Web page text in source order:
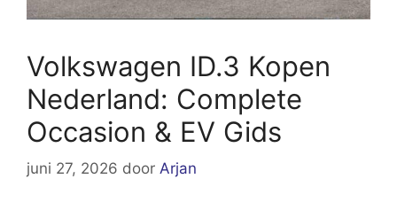
Volkswagen ID.3 Kopen
Nederland: Complete
Occasion & EV Gids
juni 27, 2026 door Arjan